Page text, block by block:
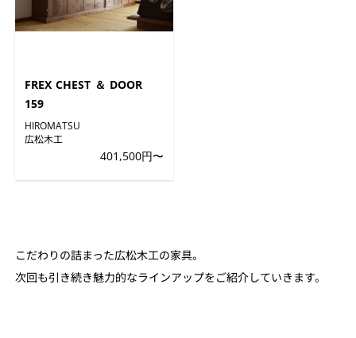
FREX CHEST ＆ DOOR
159
HIROMATSU
広松木工
401,500円〜
こだわりの詰まった広松木工の家具。
次回も引き続き魅力的なラインアップをご紹介していきます。